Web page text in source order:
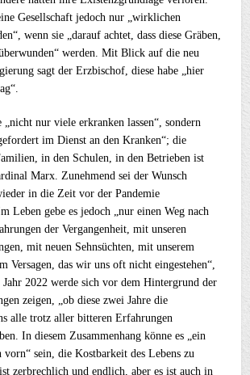
Gesellschaft jedoch nur „wirklichen
wenn sie „darauf achtet, dass diese Gräben,
werden. Mit Blick auf die neu
sagt der Erzbischof, diese habe „hier
„nicht nur viele erkranken lassen“, sondern
im Dienst an den Kranken“; die
in den Schulen, in den Betrieben ist
Marx. Zunehmend sei der Wunsch
in die Zeit vor der Pandemie
Leben gebe es jedoch „nur einen Weg nach
der Vergangenheit, mit unseren
mit neuen Sehnsüchten, mit unserem
Versagen, das wir uns oft nicht eingestehen“,
2022 werde sich vor dem Hintergrund der
zeigen, „ob diese zwei Jahre die
alle trotz aller bitteren Erfahrungen
In diesem Zusammenhang könne es „ein
sein, die Kostbarkeit des Lebens zu
zerbrechlich und endlich, aber es ist auch in